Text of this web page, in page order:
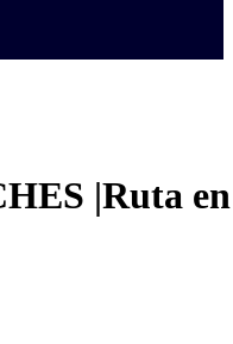
|Ruta en